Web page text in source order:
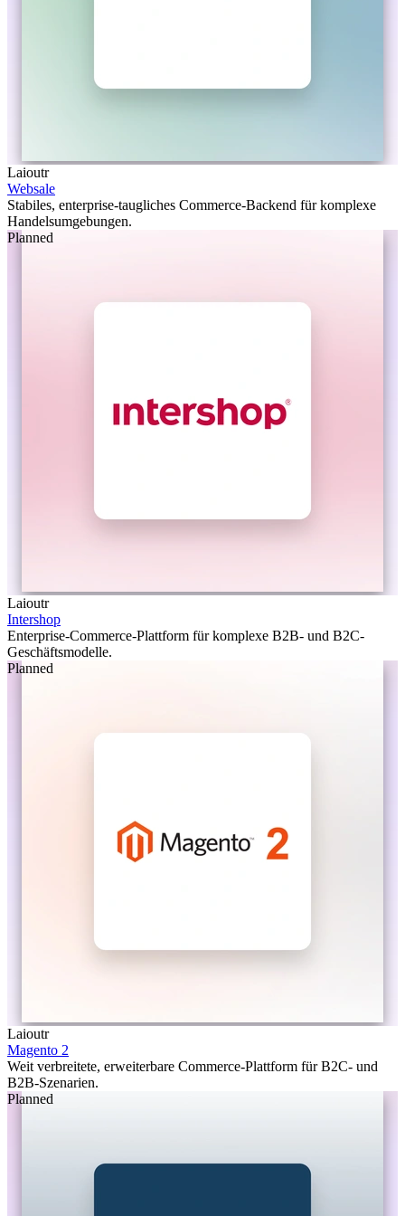
Laioutr
Websale
Stabiles, enterprise-taugliches Commerce-Backend für komplexe
Handelsumgebungen.
Planned
Laioutr
Intershop
Enterprise-Commerce-Plattform für komplexe B2B- und B2C-
Geschäftsmodelle.
Planned
Laioutr
Magento 2
Weit verbreitete, erweiterbare Commerce-Plattform für B2C- und
B2B-Szenarien.
Planned